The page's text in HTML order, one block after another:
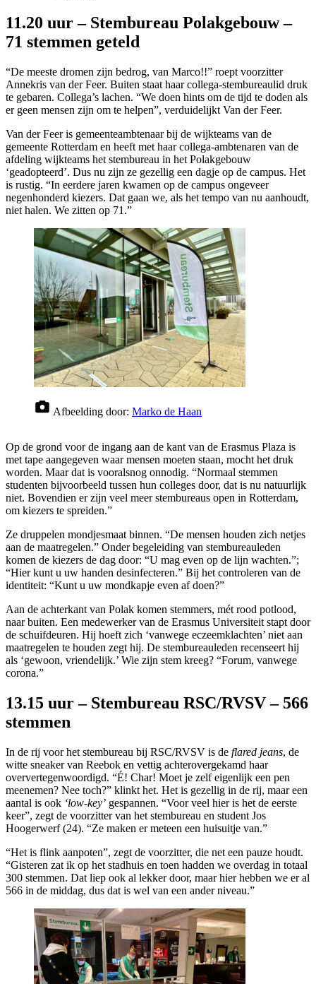
11.20 uur – Stembureau Polakgebouw –
71 stemmen geteld
“De meeste dromen zijn bedrog, van Marco!!” roept voorzitter
Annekris van der Feer. Buiten staat haar collega-stembureaulid druk
te gebaren. Collega’s lachen. “We doen hints om de tijd te doden als
er geen mensen zijn om te helpen”, verduidelijkt Van der Feer.
Van der Feer is gemeenteambtenaar bij de wijkteams van de
gemeente Rotterdam en heeft met haar collega-ambtenaren van de
afdeling wijkteams het stembureau in het Polakgebouw
‘geadopteerd’. Dus nu zijn ze gezellig een dagje op de campus. Het
is rustig. “In eerdere jaren kwamen op de campus ongeveer
negenhonderd kiezers. Dat gaan we, als het tempo van nu aanhoudt,
niet halen. We zitten op 71.”
Afbeelding door: Marko de Haan
Op de grond voor de ingang aan de kant van de Erasmus Plaza is
met tape aangegeven waar mensen moeten staan, mocht het druk
worden. Maar dat is vooralsnog onnodig. “Normaal stemmen
studenten bijvoorbeeld tussen hun colleges door, dat is nu natuurlijk
niet. Bovendien er zijn veel meer stembureaus open in Rotterdam,
om kiezers te spreiden.”
Ze druppelen mondjesmaat binnen. “De mensen houden zich netjes
aan de maatregelen.” Onder begeleiding van stembureauleden
komen de kiezers de dag door: “U mag even op de lijn wachten.”;
“Hier kunt u uw handen desinfecteren.” Bij het controleren van de
identiteit: “Kunt u uw mondkapje even af doen?”
Aan de achterkant van Polak komen stemmers, mét rood potlood,
naar buiten. Een medewerker van de Erasmus Universiteit stapt door
de schuifdeuren. Hij hoeft zich ‘vanwege eczeemklachten’ niet aan
maatregelen te houden zegt hij. De stembureauleden recenseert hij
als ‘gewoon, vriendelijk.’ Wie zijn stem kreeg? “Forum, vanwege
corona.”
13.15 uur – Stembureau RSC/RVSV – 566
stemmen
In de rij voor het stembureau bij RSC/RVSV is de flared jeans, de
witte sneaker van Reebok en vettig achterovergekamd haar
oververtegenwoordigd. “É! Char! Moet je zelf eigenlijk een pen
meenemen? Nee toch?” klinkt het. Het is gezellig in de rij, maar een
aantal is ook ‘low-key’ gespannen. “Voor veel hier is het de eerste
keer”, zegt de voorzitter van het stembureau en student Jos
Hoogerwerf (24). “Ze maken er meteen een huisuitje van.”
“Het is flink aanpoten”, zegt de voorzitter, die net een pauze houdt.
“Gisteren zat ik op het stadhuis en toen hadden we overdag in totaal
300 stemmen. Dat liep ook al lekker door, maar hier hebben we er al
566 in de middag, dus dat is wel van een ander niveau.”